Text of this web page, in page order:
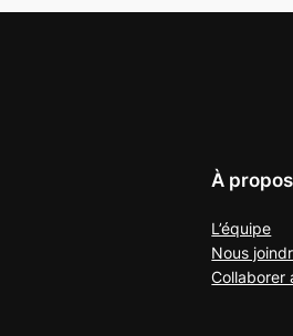
À propos
L’équipe
Nous
Collaborer